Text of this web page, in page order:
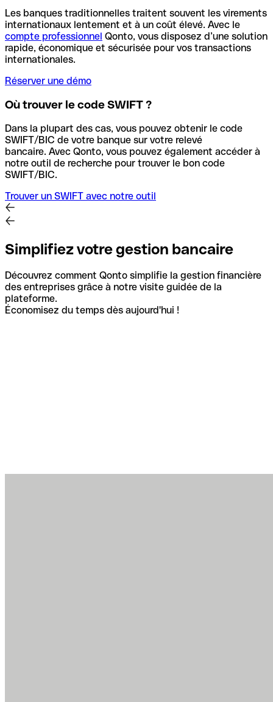
Les banques traditionnelles traitent souvent les virements
internationaux lentement et à un coût élevé. Avec le
compte professionnel Qonto, vous disposez d’une solution
rapide, économique et sécurisée pour vos transactions
internationales.
Réserver une démo
Où trouver le code SWIFT ?
Dans la plupart des cas, vous pouvez obtenir le code
SWIFT/BIC de votre banque sur votre relevé
bancaire. Avec Qonto, vous pouvez également accéder à
notre outil de recherche pour trouver le bon code
SWIFT/BIC.
Trouver un SWIFT avec notre outil
Simplifiez votre gestion bancaire
Découvrez comment Qonto simplifie la gestion financière
des entreprises grâce à notre visite guidée de la
plateforme.
Économisez du temps dès aujourd'hui !